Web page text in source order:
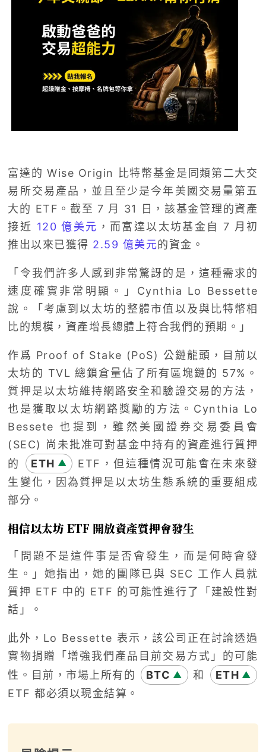
富達的 Wise Origin 比特幣基金是同類第二大交
易所交易產品，並且至少是今年美國交易量第五
大的 ETF。截至 7 月 31 日，該基金管理的資產
接近 120 億美元 ，而富達以太坊基金自 7 月初
推出以來已獲得 2.59 億美元的資金。
「令我們許多人感到非常驚訝的是，這種需求的
速度確實非常明顯。」Cynthia Lo Bessette
說。「考慮到以太坊的整體市值以及與比特幣相
比的規模，資產增長總體上符合我們的預期。」
作爲 Proof of Stake (PoS) 公鏈龍頭，目前以
太坊的 TVL 總鎖倉量佔了所有區塊鏈的 57%。
質押是以太坊維持網路安全和驗證交易的方法，
也是獲取以太坊網路獎勵的方法。Cynthia Lo
Bessete 也提到，雖然美國證券交易委員會
(SEC) 尚未批准可對基金中持有的資產進行質押
的
ETH ▲
ETF，但這種情況可能會在未來發
生變化，因為質押是以太坊生態系統的重要組成
部分。
相信以太坊 ETF 開放資產質押會發生
「問題不是這件事是否會發生，而是何時會發
生。」她指出，她的團隊已與 SEC 工作人員就
質押 ETF 中的 ETF 的可能性進行了「建設性對
話」。
此外，Lo Bessette 表示，該公司正在討論透過
實物捐贈「增強我們產品目前交易方式」的可能
性。目前，市場上所有的
BTC ▲ 和 ETH ▲
ETF 都必須以現金結算。